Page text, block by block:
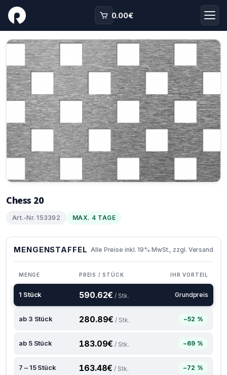
0.00€
Chess 20
Art.-Nr. 153392 MAX. 4 TAGE
MENGENSTAFFEL Alle Preise inkl. 19% MwSt., zzgl. Versand
MENGE PREIS / STÜCK IHR VORTEIL
1 Stück 590.62€ / Stk. Grundpreis
ab 3 Stück 280.89€ / Stk. −52 %
ab 5 Stück 183.09€ / Stk. −69 %
7 – 15 Stück 163.48€ / Stk. −72 %